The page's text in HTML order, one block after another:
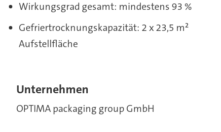
Wirkungsgrad gesamt: mindestens 93 %
Gefriertrocknungskapazität: 2 x 23,5 m²
Aufstellfläche
Unternehmen
OPTIMA packaging group GmbH